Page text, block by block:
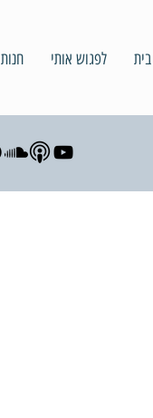
בית לפגוש אותי חנות